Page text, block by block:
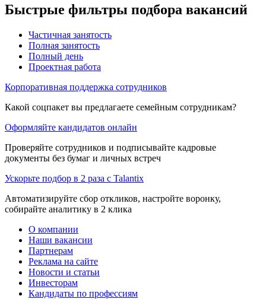
Быстрые фильтры подбора вакансий
Частичная занятость
Полная занятость
Полный день
Проектная работа
Корпоративная поддержка сотрудников
Какой соцпакет вы предлагаете семейным сотрудникам?
Оформляйте кандидатов онлайн
Проверяйте сотрудников и подписывайте кадровые
документы без бумаг и личных встреч
Ускорьте подбор в 2 раза с Talantix
Автоматизируйте сбор откликов, настройте воронку,
собирайте аналитику в 2 клика
О компании
Наши вакансии
Партнерам
Реклама на сайте
Новости и статьи
Инвесторам
Кандидаты по профессиям